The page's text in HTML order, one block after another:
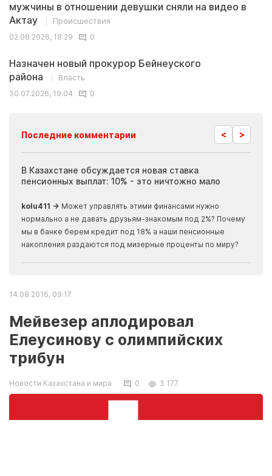
мужчины в отношении девушки сняли на видео в
Актау
Происшествия
02.08.2026, 18:29
0
Назначен новый прокурор Бейнеуского
района
Власть
30.07.2026, 19:04
0
Последние комментарии < >
В Казахстане обсуждается новая ставка
пенсионных выплат: 10% - это ничтожно мало
kolu411 → Может управлять этими финансами нужно
нормально а не давать друзьям-знакомым под 2%? Почему
мы в банке берем кредит под 18% а наши пенсионные
накопления раздаются под мизерные проценты по миру?
14.08.2016, 09:17
Мейвезер аплодировал
Елеусинову с олимпийских
трибун
Новости Казахстана и мира 0 3 177